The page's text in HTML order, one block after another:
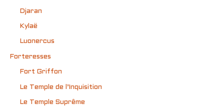
Djaran
Kylaë
Luonercus
Forteresses
Fort Griffon
Le Temple de l’Inquisition
Le Temple Suprême